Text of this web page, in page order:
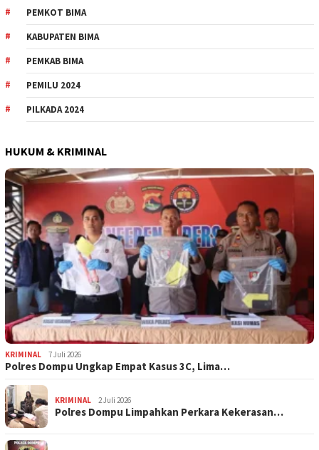
PEMKOT BIMA
KABUPATEN BIMA
PEMKAB BIMA
PEMILU 2024
PILKADA 2024
HUKUM & KRIMINAL
KRIMINAL 7 Juli 2026
Polres Dompu Ungkap Empat Kasus 3C, Lima…
KRIMINAL 2 Juli 2026
Polres Dompu Limpahkan Perkara Kekerasan…